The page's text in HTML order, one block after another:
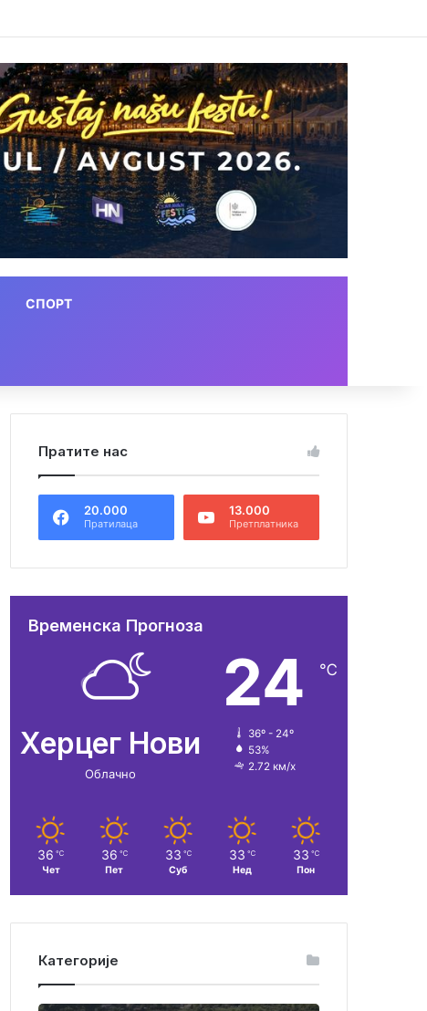
СПОРТ
Пратите нас
20.000
Пратилаца
13.000
Претплатника
Временска Прогноза
Херцег Нови
Облачно
24 ℃
36º - 24º
53%
2.72 км/х
36 ℃
Чет
36 ℃
Пет
33 ℃
Суб
33 ℃
Нед
33 ℃
Пон
Категорије